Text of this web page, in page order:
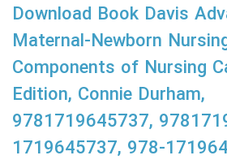
Download Book Davis
Maternal-Newborn
Components of Nursing
Edition, Connie Durham,
9781719645737,
1719645737, 978-